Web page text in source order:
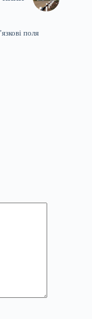
поля